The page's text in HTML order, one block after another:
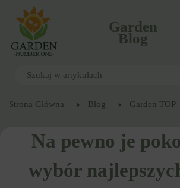
Garden
Blog
Strona Główna Blog Garden TOP
Na pewno je
wybór